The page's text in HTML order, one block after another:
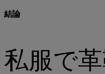
結論
私服で